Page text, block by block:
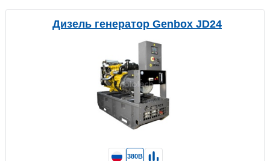
Дизель генератор Genbox JD24
380В